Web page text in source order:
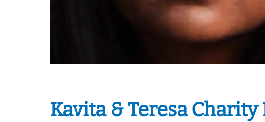
Kavita & Teresa Charity